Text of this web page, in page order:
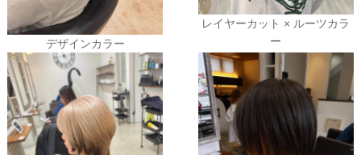
デザインカラー
レイヤーカット × ルーツカラ
ー